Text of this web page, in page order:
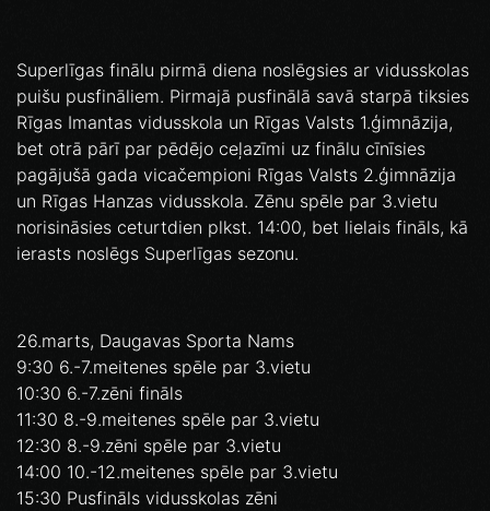
Superlīgas finālu pirmā diena noslēgsies ar vidusskolas
puišu pusfināliem. Pirmajā pusfinālā savā starpā tiksies
Rīgas Imantas vidusskola un Rīgas Valsts 1.ģimnāzija,
bet otrā pārī par pēdējo ceļazīmi uz finālu cīnīsies
pagājušā gada vicačempioni Rīgas Valsts 2.ģimnāzija
un Rīgas Hanzas vidusskola. Zēnu spēle par 3.vietu
norisināsies ceturtdien plkst. 14:00, bet lielais fināls, kā
ierasts noslēgs Superlīgas sezonu.
26.marts, Daugavas Sporta Nams
9:30 6.-7.meitenes spēle par 3.vietu
10:30 6.-7.zēni fināls
11:30 8.-9.meitenes spēle par 3.vietu
12:30 8.-9.zēni spēle par 3.vietu
14:00 10.-12.meitenes spēle par 3.vietu
15:30 Pusfināls vidusskolas zēni